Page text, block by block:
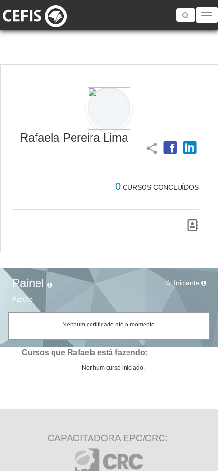
Toggle
Rafaela Pereira Lima
share
0 CURSOS CONCLUÍDOS
Painel
Público
star_border Iniciante
Nenhum certificado até o momento.
Cursos que Rafaela está fazendo:
Nenhum curso iniciado.
CAPACITADORA EPC/CRC: